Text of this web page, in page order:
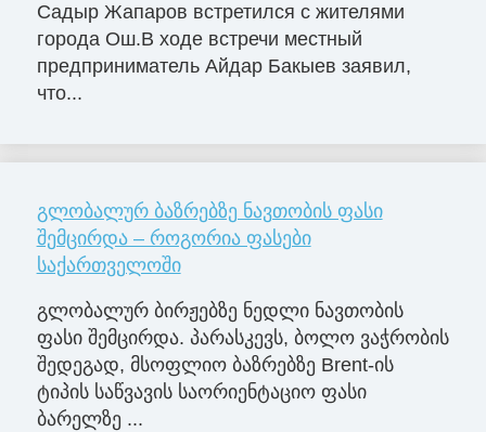
Садыр Жапаров встретился с жителями
города Ош.В ходе встречи местный
предприниматель Айдар Бакыев заявил,
что...
გლობალურ ბაზრებზე ნავთობის ფასი
შემცირდა – როგორია ფასები
საქართველოში
გლობალურ ბირჟებზე ნედლი ნავთობის
ფასი შემცირდა. პარასკევს, ბოლო ვაჭრობის
შედეგად, მსოფლიო ბაზრებზე Brent-ის
ტიპის საწვავის საორიენტაციო ფასი
ბარელზე ...